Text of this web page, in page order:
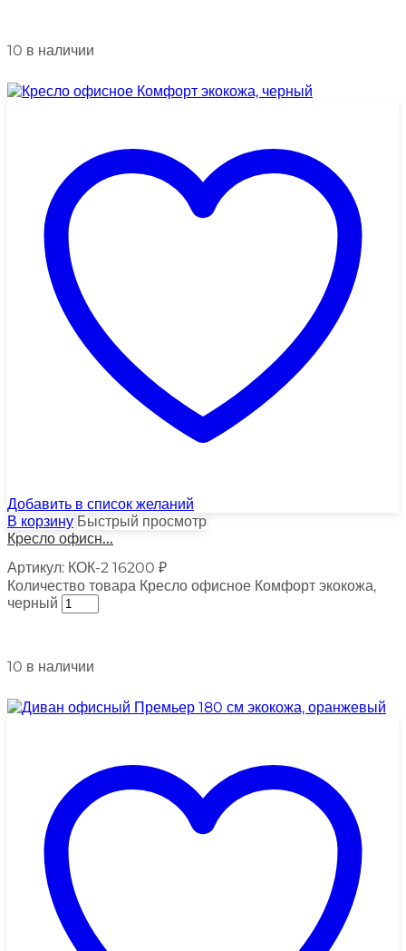
10 в наличии
Добавить в список желаний
В корзину Быстрый просмотр
Кресло офисн...
Артикул: КОК-2 16200 ₽
Количество товара Кресло офисное Комфорт экокожа,
черный
10 в наличии